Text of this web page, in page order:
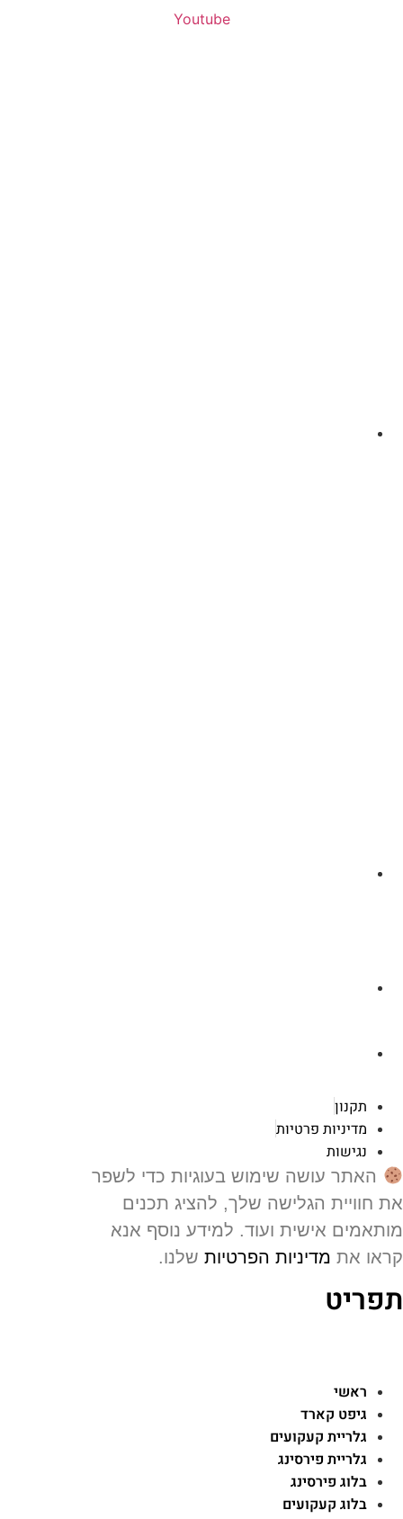
Youtube
תקנון
מדיניות פרטיות
נגישות
האתר עושה שימוש בעוגיות כדי לשפר
חוויית הגלישה שלך, להציג תכנים
אישית ועוד. למידע נוסף אנא
אתמדיניות הפרטיותשלנו.
ראשי
גיפט קארד
גלריית קעקועים
גלריית פירסינג
בלוג פירסינג
בלוג קעקועים